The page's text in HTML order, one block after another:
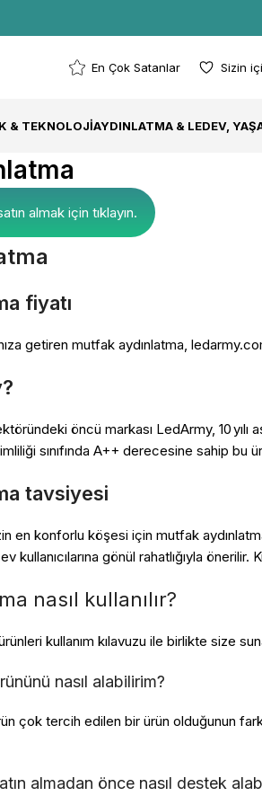
En Çok Satanlar Sizin
& TEKNOLOJIAYDINLATMA & LEDEV,
almak için tıklayın.
fiyatı
getiren mutfak aydınlatma,
öncü markası LedArmy, 10
sınıfında A++ derecesine sahip
tavsiyesi
en konforlu köşesi için mutfak
kullanıcılarına gönül rahatlığıyla
nasıl kullanılır?
kullanım kılavuzu ile birlikte size
nasıl alabilirim?
çok tercih edilen bir ürün olduğunun
almadan önce nasıl destek